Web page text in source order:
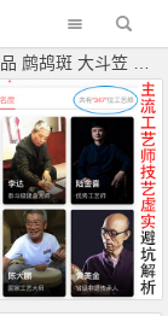
大斗笠 口径：16.6/7.3